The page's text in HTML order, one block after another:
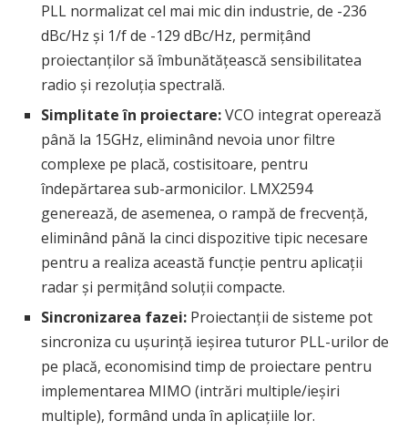
PLL normalizat cel mai mic din industrie, de -236
dBc/Hz și 1/f de -129 dBc/Hz, permițând
proiectanților să îmbunătățească sensibilitatea
radio și rezoluția spectrală.
Simplitate în proiectare:VCO integrat operează
până la 15GHz, eliminând nevoia unor filtre
complexe pe placă, costisitoare, pentru
îndepărtarea sub-armonicilor. LMX2594
generează, de asemenea, o rampă de frecvență,
eliminând până la cinci dispozitive tipic necesare
pentru a realiza această funcție pentru aplicații
radar și permițând soluții compacte.
Sincronizarea fazei: Proiectanții de sisteme pot
sincroniza cu ușurință ieșirea tuturor PLL-urilor de
pe placă, economisind timp de proiectare pentru
implementarea MIMO (intrări multiple/ieșiri
multiple), formând unda în aplicațiile lor.